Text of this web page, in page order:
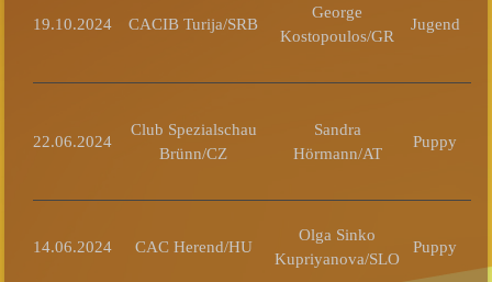
19.10.2024 CACIB Turija/SRB
George
Kostopoulos/GR
Jugend
22.06.2024
Club Spezialschau
Brünn/CZ
Sandra
Hörmann/AT
Puppy
14.06.2024 CAC Herend/HU
Olga Sinko
Kupriyanova/SLO
Puppy